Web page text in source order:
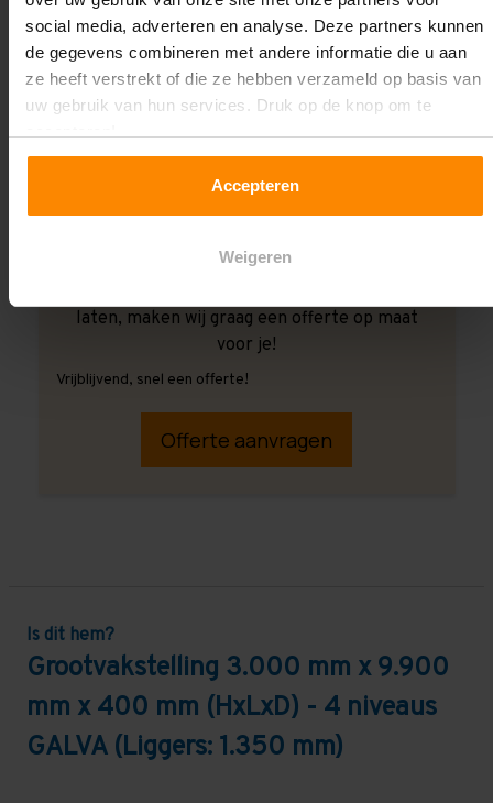
social media, adverteren en analyse. Deze partners kunnen
de gegevens combineren met andere informatie die u aan
ze heeft verstrekt of die ze hebben verzameld op basis van
uw gebruik van hun services. Druk op de knop om te
Accepteren
Weigeren
laten, maken wij graag een offerte op maat
voor je!
Vrijblijvend, snel een offerte!
Offerte aanvragen
Is dit hem?
Grootvakstelling 3.000 mm x 9.900
mm x 400 mm (HxLxD) - 4 niveaus
GALVA (Liggers: 1.350 mm)